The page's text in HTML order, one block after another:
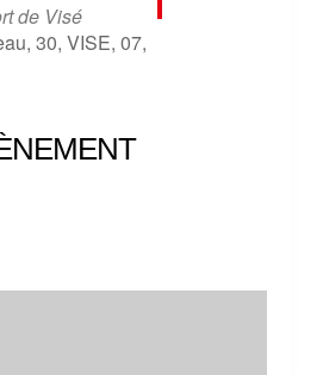
de Visé
30, VISE, 07,